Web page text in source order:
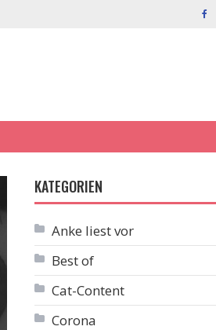
KATEGORIEN
Anke liest vor
Best of
Cat-Content
Corona